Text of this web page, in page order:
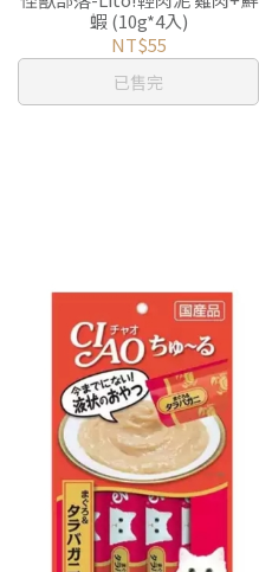
蝦 (10g*4入)
NT$55
已售完